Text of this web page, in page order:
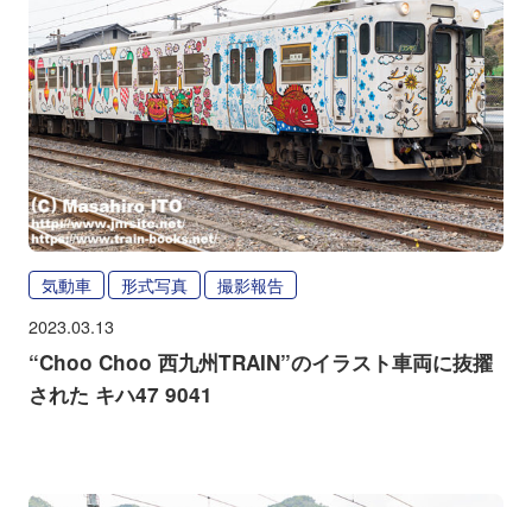
気動車 形式写真 撮影報告
2023.03.13
“Choo Choo 西九州TRAIN”のイラスト車両に抜擢
された キハ47 9041